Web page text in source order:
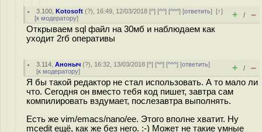
3.100 ,Kotosoft (?), 16:49, 12/03/2018 [^] [^^] [^^^] [ответить][↑]
[к модератору] + / –
Открываем sql файл на 30мб и наблюдаем как
уходит 2гб оперативы
3.114 ,Аноныч (?), 16:32, 13/03/2018 [^] [^^] [^^^] [ответить]
[к модератору] + / –
Я бы такой редактор не стал использовать. А то мало ли
что. Сегодня он вместо тебя код пишет, завтра сам
компилировать вздумает, послезавтра выполнять.
Есть же vim/emacs/nano/ee. Этого вполне хватит. Ну
mcedit ещё, как же без него. :-) Может не такие умные